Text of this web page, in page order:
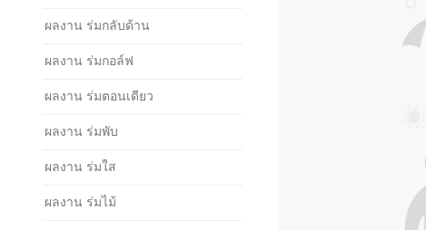
ผลงาน ร่มกลับด้าน
ผลงาน ร่มกอล์ฟ
ผลงาน ร่มตอนเดียว
ผลงาน ร่มพับ
ผลงาน ร่มใส
ผลงาน ร่มไม้